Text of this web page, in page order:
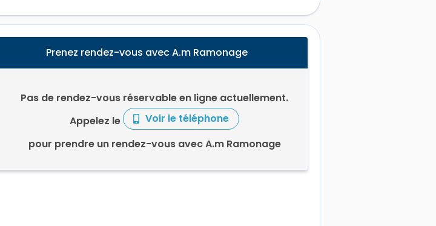
Prenez rendez-vous avec A.m Ramonage
Pas de rendez-vous réservable en ligne actuellement.
Appelez le
Voir le téléphone
pour prendre un rendez-vous avec A.m Ramonage